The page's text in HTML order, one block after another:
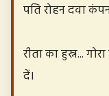
पति रोहन दवा
रीता का हुस्न...
दें।